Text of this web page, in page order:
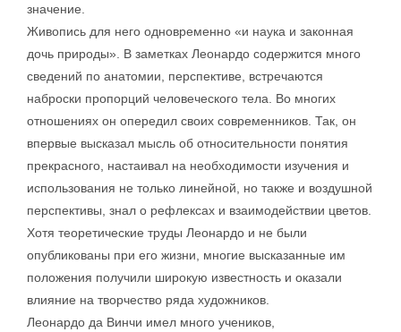
значение.
Живопись для него одновременно «и наука и законная
дочь природы». В заметках Леонардо содержится много
сведений по анатомии, перспективе, встречаются
наброски пропорций человеческого тела. Во многих
отношениях он опередил своих современников. Так, он
впервые высказал мысль об относительности понятия
прекрасного, настаивал на необходимости изучения и
использования не только линейной, но также и воздушной
перспективы, знал о рефлексах и взаимодействии цветов.
Хотя теоретические труды Леонардо и не были
опубликованы при его жизни, многие высказанные им
положения получили широкую известность и оказали
влияние на творчество ряда художников.
Леонардо да Винчи имел много учеников,